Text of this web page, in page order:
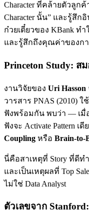
Character ที่คล้ายตัวลูก
Character นั้น” และรู้สึ
ก๋วยเตี๋ยวของ KBank ท
และรู้สึกถึงคุณค่าของก
Princeton Study: ส
งานวิจัยของ Uri Hasson
วารสาร PNAS (2010)
ฟังพร้อมกัน พบว่า — เมื่อ
ฟังจะ Activate Pattern เ
Coupling หรือ Brain-to-
นี่คือสาเหตุที่ Story ที่ดี
และเป็นเหตุผลที่ Top
ไม่ใช่ Data Analyst
ตัวเลขจาก